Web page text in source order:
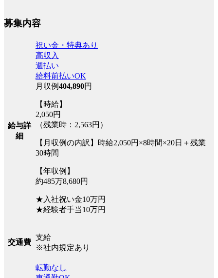
募集内容
給与詳
細
祝い金・特典あり
高収入
週払い
給料前払いOK
月収例404,890円
【時給】
2,050円
（残業時：2,563円）
【月収例の内訳】時給2,050円×8時間×20日＋残業
30時間
【年収例】
約485万8,680円
★入社祝い金10万円
★経験者手当10万円
交通費
支給
※社内規定あり
転勤なし